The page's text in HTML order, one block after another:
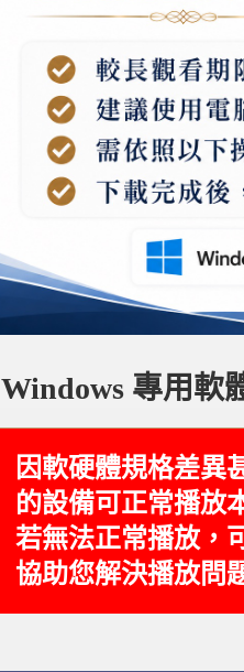
Windows 專用軟
因軟硬體規格差異
的設備可正常播放
若無法正常播放，
協助您解決播放問